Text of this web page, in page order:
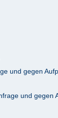
und gegen
und gegen